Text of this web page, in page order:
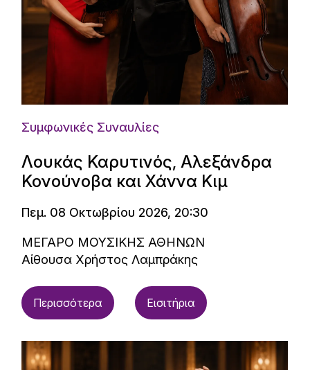
Συμφωνικές Συναυλίες
Λουκάς Καρυτινός, Αλεξάνδρα
Κονούνοβα και Χάννα Κιμ
Πεμ. 08 Οκτωβρίου 2026, 20:30
ΜΕΓΑΡΟ ΜΟΥΣΙΚΗΣ ΑΘΗΝΩΝ
Αίθουσα Χρήστος Λαμπράκης
Περισσότερα Εισιτήρια